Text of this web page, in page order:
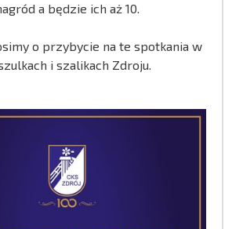
a będzie ich aż 10.
o przybycie na te spotkania w
i szalikach Zdroju.